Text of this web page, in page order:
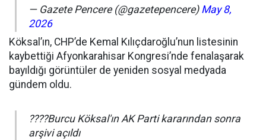
— Gazete Pencere (@gazetepencere) May 8,
2026
Köksal’ın, CHP’de Kemal Kılıçdaroğlu’nun listesinin
kaybettiği Afyonkarahisar Kongresi’nde fenalaşarak
bayıldığı görüntüler de yeniden sosyal medyada
gündem oldu.
????Burcu Köksal'ın AK Parti kararından sonra
arşivi açıldı